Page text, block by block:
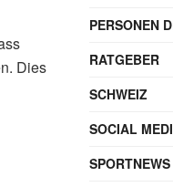
Dies
PERSONEN
RATGEBER
SCHWEIZ
SOCIAL
SPORTNEWS